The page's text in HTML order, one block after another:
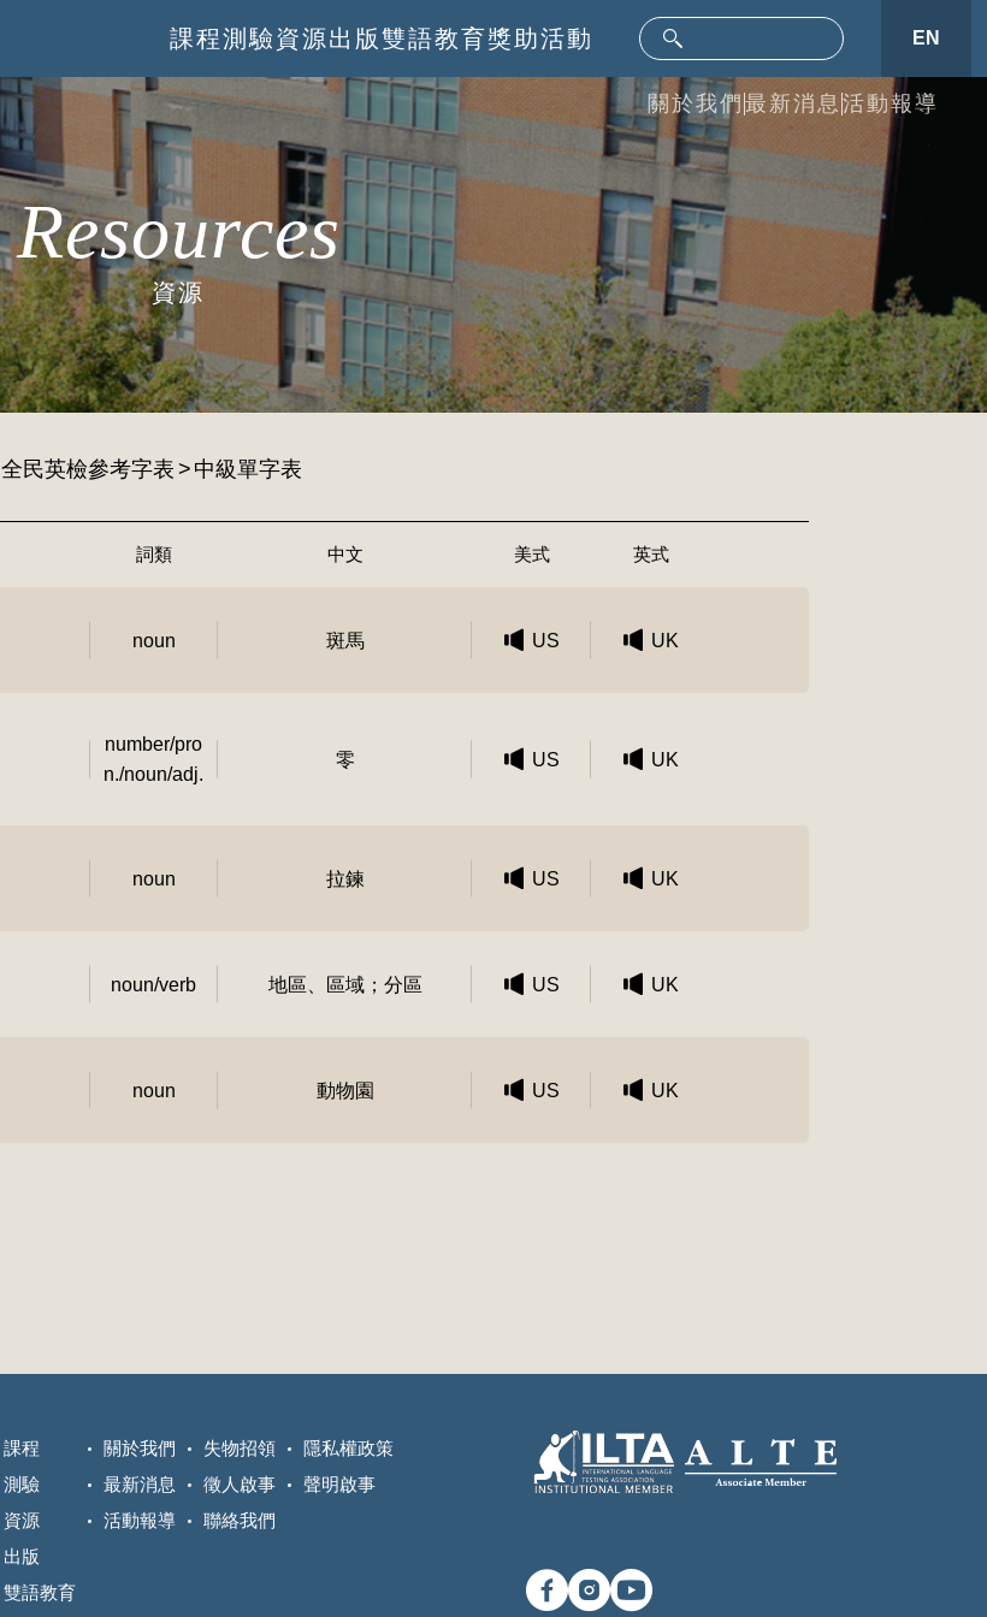
課程測驗資源出版雙語教育獎助活動 EN
關於我們 最新消息 活動報導
Resources
資源
全民英檢參考字表 中級單字表
詞類 中文 美式 英式
noun 斑馬 US UK
number/pro
n./noun/adj.
零 US UK
noun 拉鍊 US UK
noun/verb 地區、區域；分區 US UK
noun 動物園 US UK
課程
測驗
資源
出版
雙語教育
關於我們
最新消息
活動報導
失物招領
徵人啟事
聯絡我們
隱私權政策
聲明啟事